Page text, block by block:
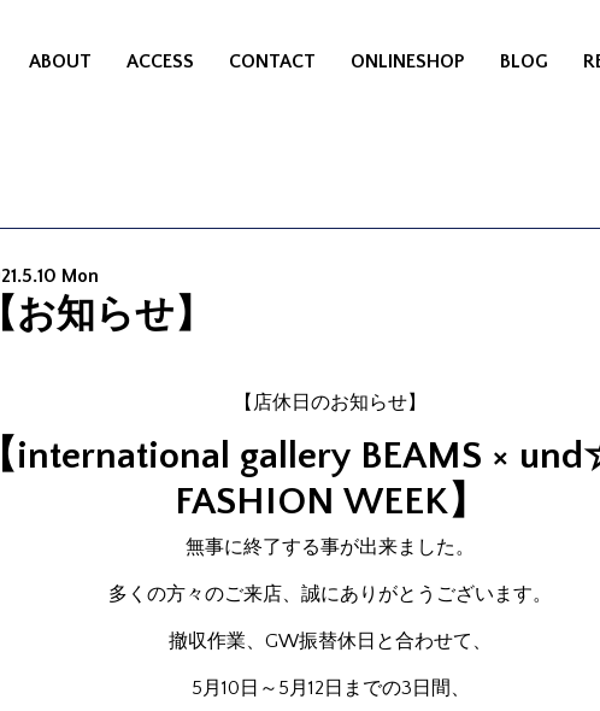
ABOUT ACCESS CONTACT ONLINESHOP BLOG
Mon
【お知らせ】
【店休日のお知らせ】
【international gallery BEAMS ×
FASHION WEEK】
無事に終了する事が出来ました。
多くの方々のご来店、誠にありがとうございます。
撤収作業、GW振替休日と合わせて、
5月10日～5月12日までの3日間、